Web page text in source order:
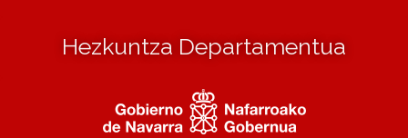
Hezkuntza Departamentua